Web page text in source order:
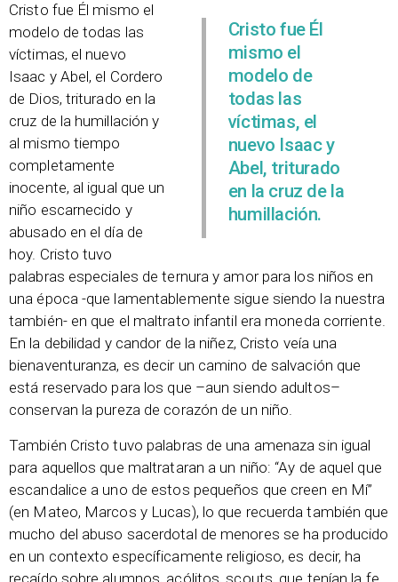
Cristo fue Él
mismo el
modelo de
todas las
víctimas, el
nuevo Isaac y
Abel, triturado
en la cruz de la
humillación.
Cristo fue Él mismo el
modelo de todas las
víctimas, el nuevo
Isaac y Abel, el Cordero
de Dios, triturado en la
cruz de la humillación y
al mismo tiempo
completamente
inocente, al igual que un
niño escarnecido y
abusado en el día de
hoy. Cristo tuvo
palabras especiales de ternura y amor para los niños en
una época -que lamentablemente sigue siendo la nuestra
también- en que el maltrato infantil era moneda corriente.
En la debilidad y candor de la niñez, Cristo veía una
bienaventuranza, es decir un camino de salvación que
está reservado para los que –aun siendo adultos–
conservan la pureza de corazón de un niño.
También Cristo tuvo palabras de una amenaza sin igual
para aquellos que maltrataran a un niño: “Ay de aquel que
escandalice a uno de estos pequeños que creen en Mí”
(en Mateo, Marcos y Lucas), lo que recuerda también que
mucho del abuso sacerdotal de menores se ha producido
en un contexto específicamente religioso, es decir, ha
recaído sobre alumnos, acólitos, scouts, que tenían la fe